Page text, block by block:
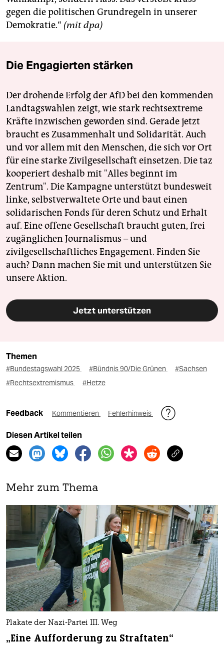
gegen die politischen Grundregeln in unserer
Demokratie.“ (mit dpa)
Die Engagierten stärken
Der drohende Erfolg der AfD bei den kommenden
Landtagswahlen zeigt, wie stark rechtsextreme
Kräfte inzwischen geworden sind. Gerade jetzt
braucht es Zusammenhalt und Solidarität. Auch
und vor allem mit den Menschen, die sich vor Ort
für eine starke Zivilgesellschaft einsetzen. Die taz
kooperiert deshalb mit "Alles beginnt im
Zentrum". Die Kampagne unterstützt bundesweit
linke, selbstverwaltete Orte und baut einen
solidarischen Fonds für deren Schutz und Erhalt
auf. Eine offene Gesellschaft braucht guten, frei
zugänglichen Journalismus – und
zivilgesellschaftliches Engagement. Finden Sie
auch? Dann machen Sie mit und unterstützen Sie
unsere Aktion.
Jetzt unterstützen
Themen
#Bundestagswahl 2025 #Bündnis 90/Die Grünen
#Sachsen
#Rechtsextremismus
#Hetze
Feedback Kommentieren Fehlerhinweis
Diesen Artikel teilen
Mehr zum Thema
Plakate der Nazi-Partei III. Weg
„Eine Aufforderung zu Straftaten“